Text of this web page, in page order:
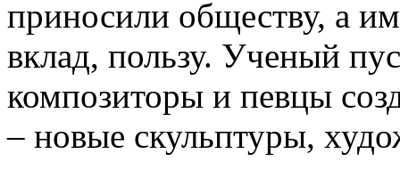
приносили обществу, а
вклад, пользу. Ученый
композиторы и певцы
– новые скульптуры,